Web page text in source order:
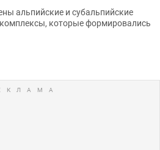
альпийские и субальпийские
которые формировались